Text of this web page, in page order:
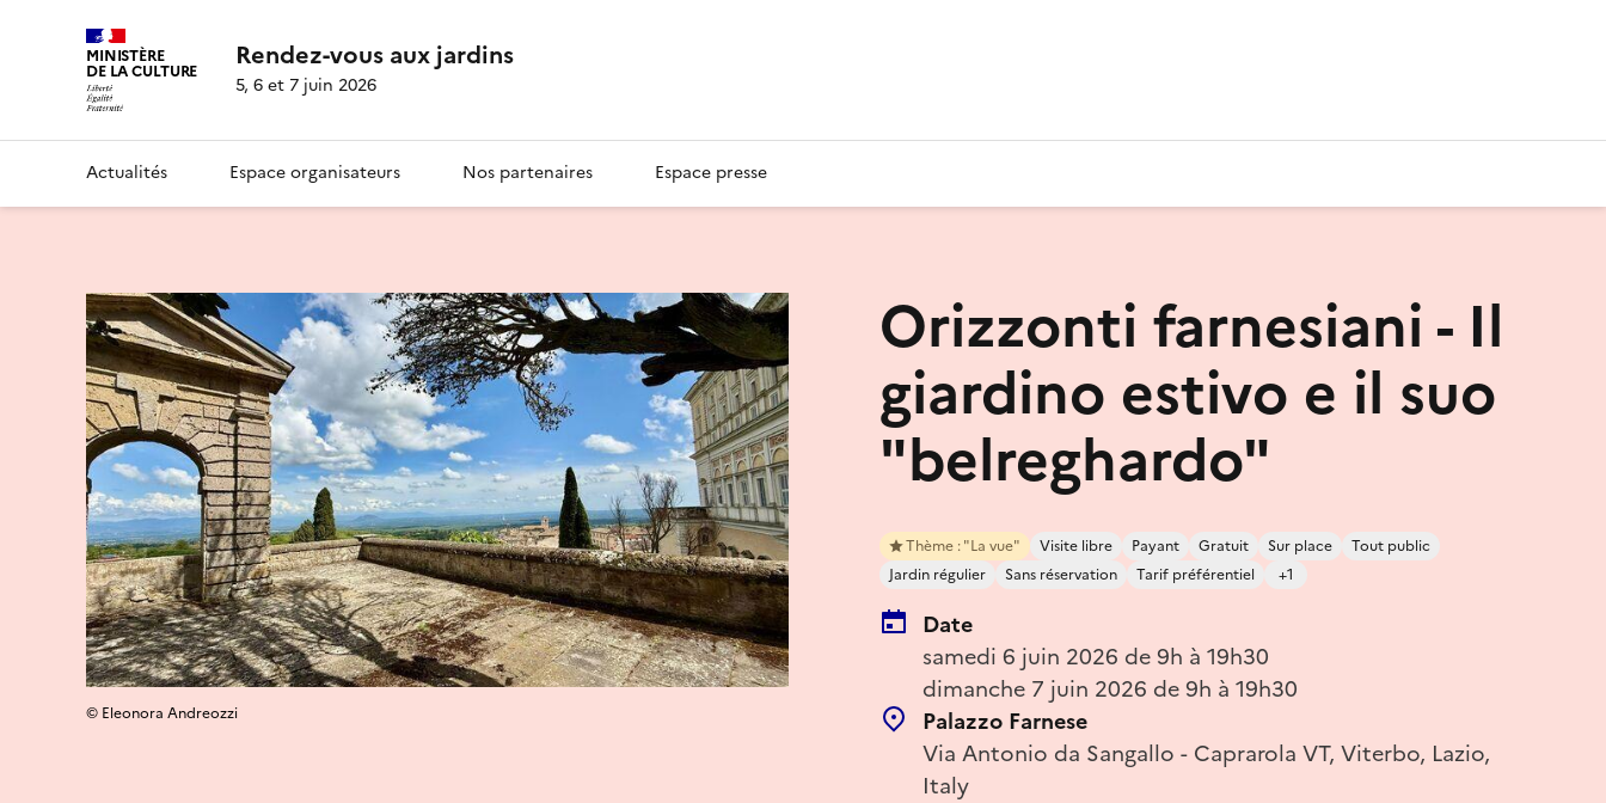
MINISTÈRE
DE LA CULTURE Rendez-vous aux jardins
5, 6 et 7 juin 2026
Actualités Espace organisateurs Nos partenaires Espace presse
Orizzonti farnesiani - Il
giardino estivo e il suo
"belreghardo"
Thème : "La vue" Visite libre Payant Gratuit Sur place
Tout public
Jardin régulier
Sans réservation Tarif préférentiel +1
Date
samedi 6 juin 2026 de 9h à 19h30
dimanche 7 juin 2026 de 9h à 19h30
Palazzo Farnese
Via Antonio da Sangallo - Caprarola VT, Viterbo, Lazio,
Italy
© Eleonora Andreozzi